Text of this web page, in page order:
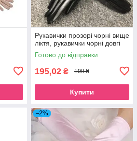
Рукавички прозорі чорні вище
ліктя, рукавички чорні довгі
Готово до відправки
195,02 ₴ 199 ₴
Купити
–2%